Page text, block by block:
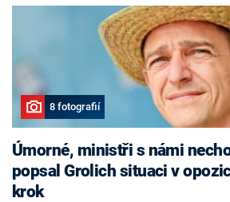
8 fotografií
Úmorné, ministři s námi
popsal Grolich situaci v
krok